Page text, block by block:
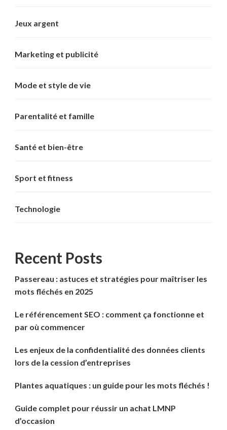
Jeux argent
Marketing et publicité
Mode et style de vie
Parentalité et famille
Santé et bien-être
Sport et fitness
Technologie
Recent Posts
Passereau : astuces et stratégies pour maîtriser les
mots fléchés en 2025
Le référencement SEO : comment ça fonctionne et
par où commencer
Les enjeux de la confidentialité des données clients
lors de la cession d’entreprises
Plantes aquatiques : un guide pour les mots fléchés !
Guide complet pour réussir un achat LMNP
d’occasion